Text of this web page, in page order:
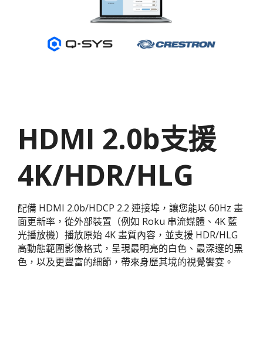
HDMI 2.0b支援
4K/HDR/HLG
配備 HDMI 2.0b/HDCP 2.2 連接埠，讓您能以 60Hz 畫
面更新率，從外部裝置（例如 Roku 串流媒體、4K 藍
光播放機）播放原始 4K 畫質內容，並支援 HDR/HLG
高動態範圍影像格式，呈現最明亮的白色、最深邃的黑
色，以及更豐富的細節，帶來身歷其境的視覺饗宴。